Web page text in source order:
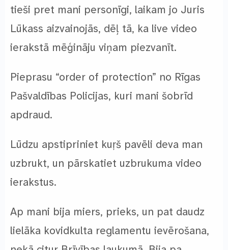
tieši pret mani personīgi, laikam jo Juris
Lūkass aizvainojās, dēļ tā, ka live video
ierakstā mēģināju viņam piezvanīt.
Pieprasu “order of protection” no Rīgas
Pašvaldības Policijas, kuri mani šobrīd
apdraud.
Lūdzu apstipriniet kuŗš pavēli deva man
uzbrukt, un pārskatiet uzbrukuma video
ierakstus.
Ap mani bija miers, prieks, un pat daudz
lielāka kovidkulta reglamentu ievērošana,